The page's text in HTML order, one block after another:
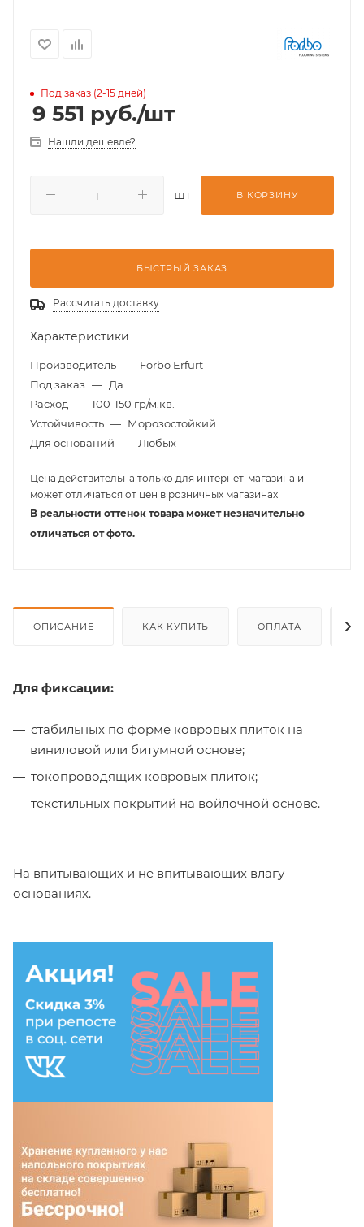
Под заказ (2-15 дней)
9 551 руб./шт
Нашли дешевле?
шт В КОРЗИНУ
БЫСТРЫЙ ЗАКАЗ
Рассчитать доставку
Характеристики
Производитель — Forbo Erfurt
Под заказ — Да
Расход — 100-150 гр/м.кв.
Устойчивость — Морозостойкий
Для оснований — Любых
Цена действительна только для интернет-магазина и
может отличаться от цен в розничных магазинах
В реальности оттенок товара может незначительно
отличаться от фото.
ОПИСАНИЕ КАК КУПИТЬ ОПЛАТА
Для фиксации:
стабильных по форме ковровых плиток на
виниловой или битумной основе;
токопроводящих ковровых плиток;
текстильных покрытий на войлочной основе.
На впитывающих и не впитывающих влагу
основаниях.